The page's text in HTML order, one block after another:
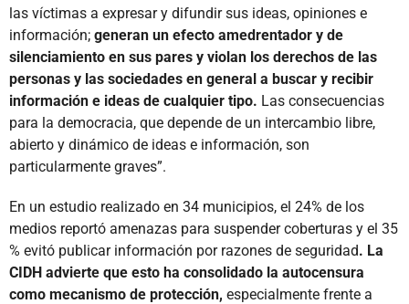
las víctimas a expresar y difundir sus ideas, opiniones e
información; generan un efecto amedrentador y de
silenciamiento en sus pares y violan los derechos de las
personas y las sociedades en general a buscar y recibir
información e ideas de cualquier tipo. Las consecuencias
para la democracia, que depende de un intercambio libre,
abierto y dinámico de ideas e información, son
particularmente graves”.
En un estudio realizado en 34 municipios, el 24% de los
medios reportó amenazas para suspender coberturas y el 35
% evitó publicar información por razones de seguridad. La
CIDH advierte que esto ha consolidado la autocensura
como mecanismo de protección, especialmente frente a